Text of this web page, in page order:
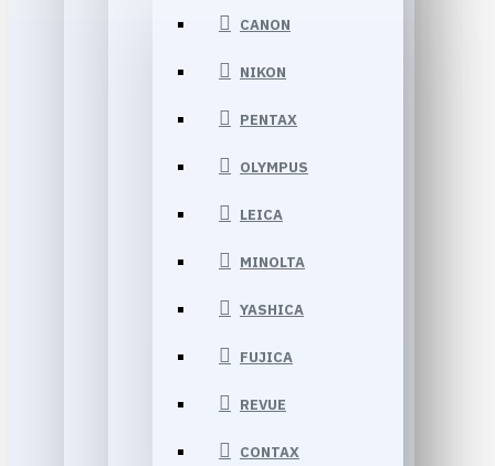
CANON
NIKON
PENTAX
OLYMPUS
LEICA
MINOLTA
YASHICA
FUJICA
REVUE
CONTAX